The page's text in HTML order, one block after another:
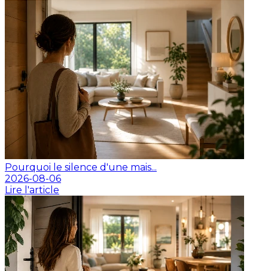
Pourquoi le silence d'une mais...
2026-08-06
Lire l'article